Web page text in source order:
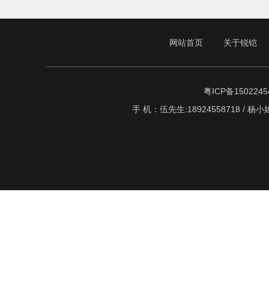
网站首页 关于锐铠
粤ICP备
手 机：伍先生:18924558718 / 杨